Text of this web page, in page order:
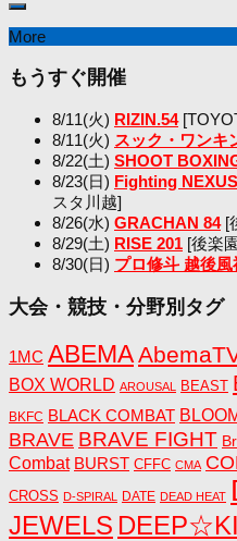
More
もうすぐ開催
8/11(火) RIZIN.54
8/11(火) スック・ワンキ
8/22(土) SHOOT
8/23(日) Fighting
スタ川越]
8/26(水) GRACHAN 84[
8/29(土) RISE 201 [後楽
8/30(日) プロ修斗 越後風
大会・競技・分野別タグ
1MC ABEMA
BOX WORLD AROUSAL BEAST
BKFC BLACK COMBAT
BRAVE BRAVE FIGHT
Combat BURST CFFC CMA
CROSS D-SPIRAL DATE DEAD HEAT
JEWELS